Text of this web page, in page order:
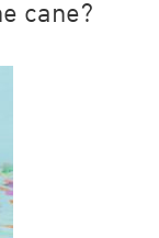
cane?